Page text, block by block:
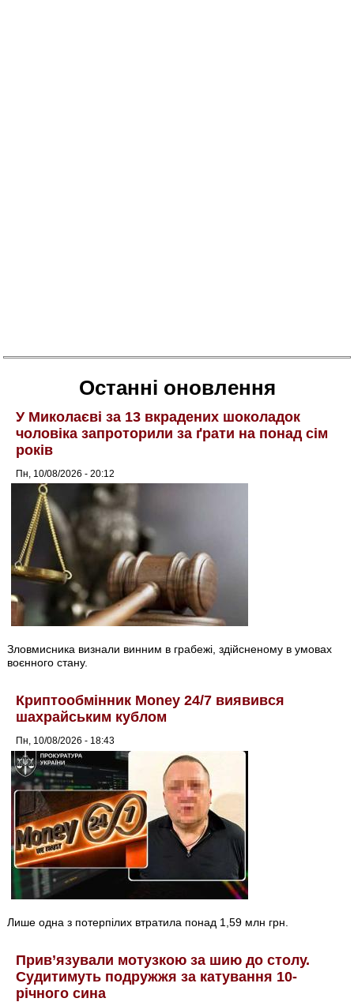
Останні оновлення
У Миколаєві за 13 вкрадених шоколадок
чоловіка запроторили за ґрати на понад сім
років
Пн, 10/08/2026 - 20:12
Зловмисника визнали винним в грабежі, здійсненому в умовах
воєнного стану.
Криптообмінник Money 24/7 виявився
шахрайським кублом
Пн, 10/08/2026 - 18:43
Лише одна з потерпілих втратила понад 1,59 млн грн.
Прив’язували мотузкою за шию до столу.
Судитимуть подружжя за катування 10-
річного сина